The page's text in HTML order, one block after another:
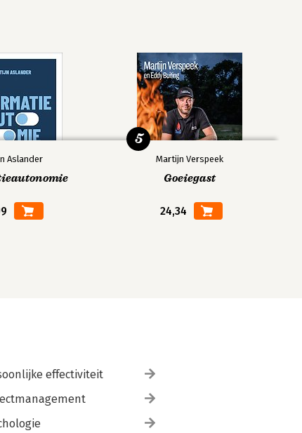
Aslander Martijn Verspeek
Goeiegast
24,34
5
effectiviteit